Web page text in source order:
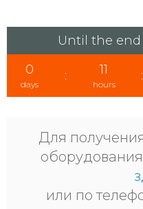
Until the
0
days
: 11
hours
:
Для
или по